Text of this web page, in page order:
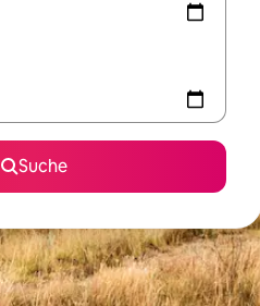
Suche